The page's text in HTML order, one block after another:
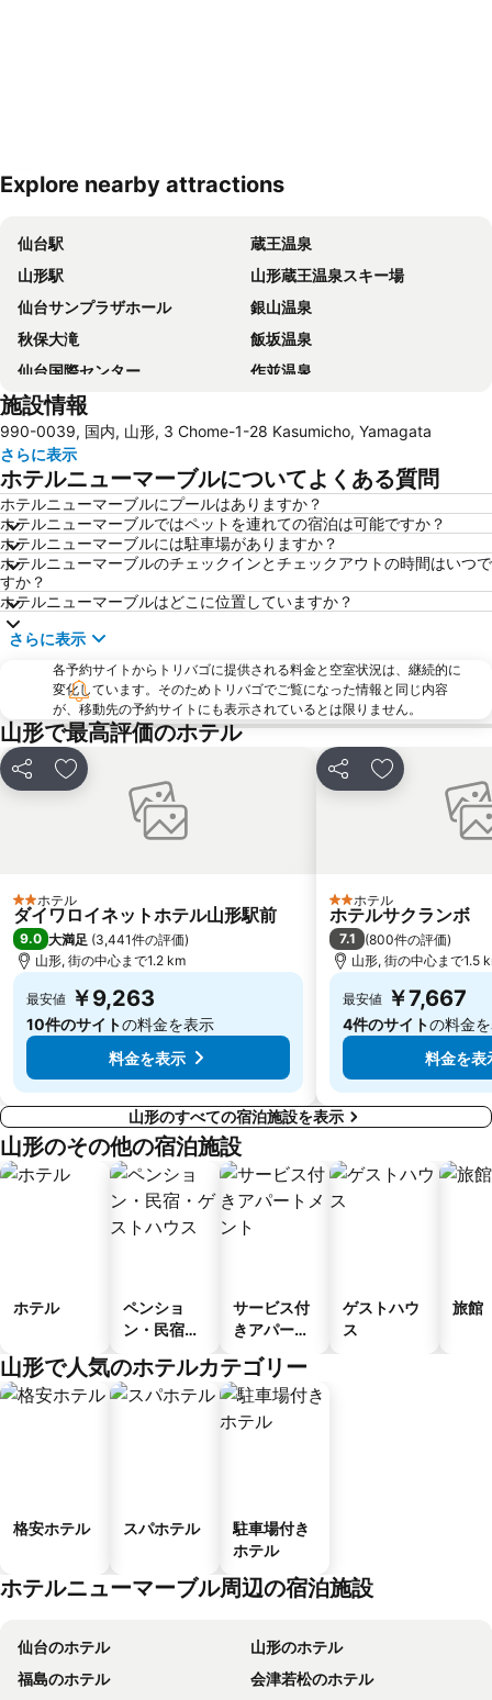
Explore nearby attractions
仙台駅
蔵王温泉
山形駅
山形蔵王温泉スキー場
仙台サンプラザホール
銀山温泉
秋保大滝
飯坂温泉
仙台国際センター
作並温泉
かみのやま温泉
仙台城
天童温泉
Festival Tanabata
山形ビッグウィング
スプリングバレー泉高原スキー場
ユアテックスタジアム仙台
飯坂温泉
イベントホール松栄
天童高原スキー場
栗子国際スキー場
Sendaijo Ato
食糧会館
The Miyagi Museum of Art
施設情報
990-0039, 国内, 山形, 3 Chome-1-28 Kasumicho, Yamagata
さらに表示
ホテルニューマーブルについてよくある質問
ホテルニューマーブルにプールはありますか？
ホテルニューマーブルではペットを連れての宿泊は可能ですか？
ホテルニューマーブルには駐車場がありますか？
ホテルニューマーブルのチェックインとチェックアウトの時間はいつで
すか？
ホテルニューマーブルはどこに位置していますか？
さらに表示
各予約サイトからトリバゴに提供される料金と空室状況は、継続的に
変化しています。そのためトリバゴでご覧になった情報と同じ内容
が、移動先の予約サイトにも表示されているとは限りません。
山形で最高評価のホテル
シェア お気に入りに追加
2 ホテルのランク
ホテル
ダイワロイネットホテル山形駅前
9.0 大満足 (3,441件の評価)
山形, 街の中心まで1.2 km
最安値 ￥9,263
10件のサイトの料金を表示
料金を表示
シェア お気に入りに
2 ホテルのランク
ホテル
ホテルサクランボ
7.1 (800件の評価)
山形, 街の中心まで1.5
最安値 ￥7,667
4件のサイトの料金
料金を表
山形のすべての宿泊施設を表示
山形のその他の宿泊施設
ホテル
ペンショ
ン・民宿・
ス
サービス付
きアパート
ゲストハウ
ス
旅館
山形で人気のホテルカテゴリー
格安ホテル スパホテル
駐車場付き
ホテル
ホテルニューマーブル周辺の宿泊施設
仙台のホテル
山形のホテル
福島のホテル
会津若松のホテル